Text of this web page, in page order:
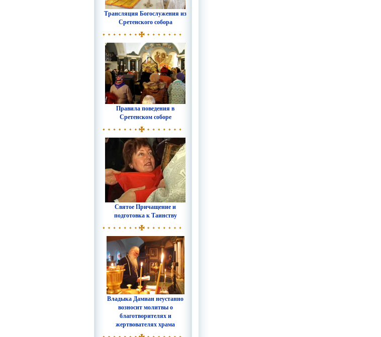
Трансляция Богослужения из
Сретенского собора
Правила поведения в
Сретенском соборе
Святое Причащение и
подготовка к Таинству
Владыка Дамиан неустанно
возносит молитвы о
благотворителях и
жертвователях храма